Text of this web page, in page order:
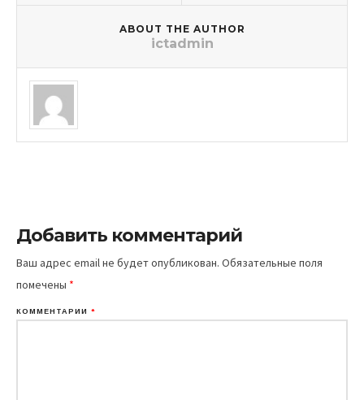
ABOUT THE AUTHOR
ictadmin
Добавить комментарий
Ваш адрес email не будет опубликован. Обязательные поля
помечены *
КОММЕНТАРИЙ *